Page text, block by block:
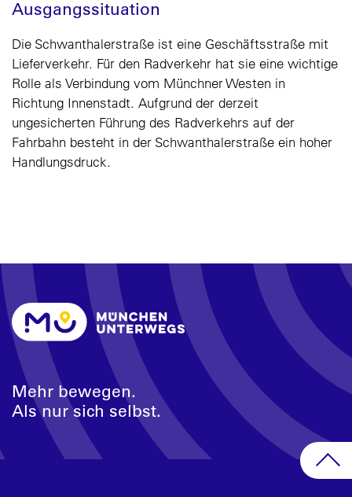
Ausgangssituation
Die Schwanthalerstraße ist eine Geschäftsstraße mit
Lieferverkehr. Für den Radverkehr hat sie eine wichtige
Rolle als Verbindung vom Münchner Westen in
Richtung Innenstadt. Aufgrund der derzeit
ungesicherten Führung des Radverkehrs auf der
Fahrbahn besteht in der Schwanthalerstraße ein hoher
Handlungsdruck.
Mehr bewegen.
Als nur sich selbst.